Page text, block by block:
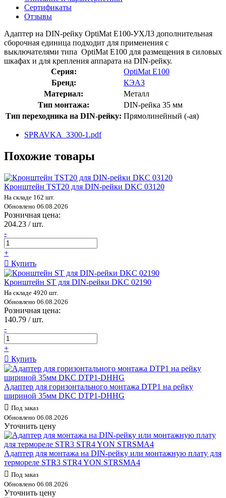
Сертификаты
Отзывы
Адаптер на DIN-рейку OptiMat E100-УХЛ3 дополнительная
сборочная единица подходит для применения с
выключателями типа OptiMat E100 для размещения в силовых
шкафах и для крепления аппарата на DIN-рейку.
Серия:
OptiMat E100
Бренд:
КЭАЗ
Материал:
Металл
Тип монтажа:
DIN-рейка 35 мм
Тип переходника на DIN-рейку: Прямолинейный (-ая)
SPRAVKA_3300-1.pdf
Похожие товары
Кронштейн TST20 для DIN-рейки DKC 03120
На складе 162 шт.
Обновлено 06.08.2026
Розничная цена:
204.23 / шт.
-
+
Купить
Кронштейн ST для DIN-рейки DKC 02190
На складе 4920 шт.
Обновлено 06.08.2026
Розничная цена:
140.79 / шт.
-
+
Купить
Адаптер для горизонтального монтажа DTP1 на рейку
шириной 35мм DKC DTP1-DHHG
Под заказ
Обновлено 06.08.2026
Уточнить цену
Адаптер для монтажа на DIN-рейку или монтажную плату для
термореле STR3 STR4 YON STRSMA4
Под заказ
Обновлено 06.08.2026
Уточнить цену